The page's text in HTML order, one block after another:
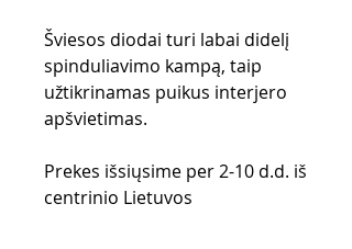
Šviesos diodai turi labai didelį
spinduliavimo kampą, taip
užtikrinamas puikus interjero
apšvietimas.
Prekes išsiųsime per 2-10 d.d. iš
centrinio Lietuvos